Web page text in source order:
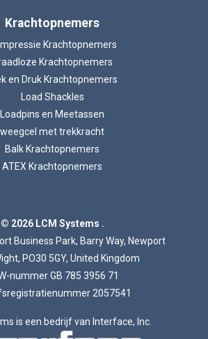
Krachtopnemers
Krachtopnemers
Krachtopnemers
en Druk Krachtopnemers
Load Shackles
Loadpins en Meetassen
weegcel met trekkracht
Balk Krachtopnemers
ATEX Krachtopnemers
© 2026 LCM Systems .
Business Park, Barry Way, Newport
PO30 5GY, United Kingdom
nummer GB 785 3956 71
2057541
is een bedrijf van Interface, Inc.